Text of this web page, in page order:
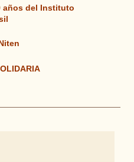
años del Instituto